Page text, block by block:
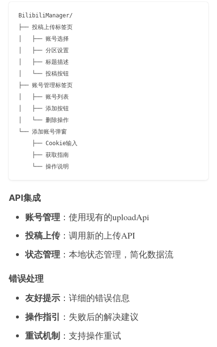
BilibiliManager/
├── 投稿上传标签页
│   ├── 账号选择
│   ├── 分区设置
│   ├── 标题描述
│   └── 投稿按钮
├── 账号管理标签页
│   ├── 账号列表
│   ├── 添加按钮
│   └── 删除操作
└── 添加账号弹窗
    ├── Cookie输入
    ├── 获取指南
API集成
账号管理 ：使用现有的uploadApi
投稿上传：调用新的上传API
状态管理 ：本地状态管理，简化数据流
错误处理
友好提示 ：详细的错误信息
操作指引 ：失败后的解决建议
重试机制 ：支持操作重试